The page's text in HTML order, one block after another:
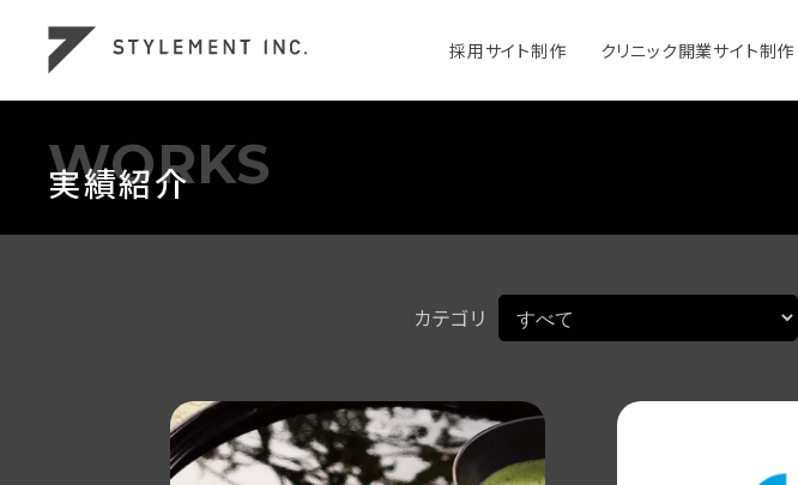
採用サイト制作 クリニック開業サイト制作
WORKS
実績紹介
カテゴリ